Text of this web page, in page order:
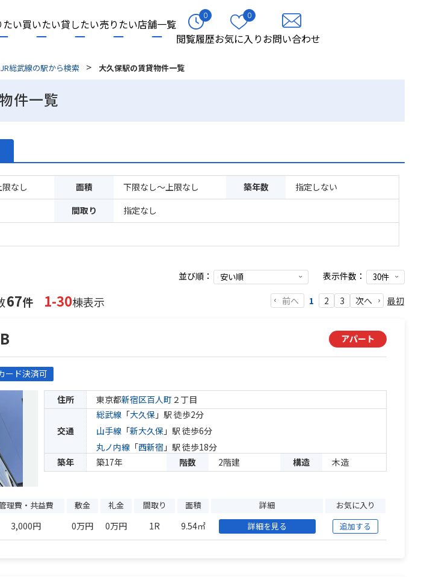
い買いたい貸したい売りたい店舗一覧
0
閲覧履歴
0
お気に入りお問い合わせ
JR総武線の駅から検索 > 大久保駅の賃貸物件一覧
件一覧
なし 面積 下限なし～上限なし 築年数
指定しない
間取り
指定なし
並び順： 表示件数：
67件 1-30棟表示 前へ 1 2 3 次へ 最初
アパート
ード決済可
住所 東京都新宿区百人町 ２丁目
交通
総武線 「大久保 」駅 徒歩2分
山手線 「新大久保 」駅 徒歩6分
丸ノ内線 「西新宿 」駅 徒歩18分
築年
築17年 階数 2階建 構造 木造
理費・共益費 敷金 礼金 間取り 面積 詳細 お気に入り
3,000円 0万円 0万円 1R 9.54㎡ 詳細を見る 追加する